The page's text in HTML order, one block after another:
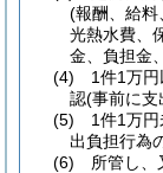
(報酬、給料
光熱水費、
金、負担金
(4)
1件1万
認(事前に支
(5)
1件1万
出負担行為
(6)
所管し、